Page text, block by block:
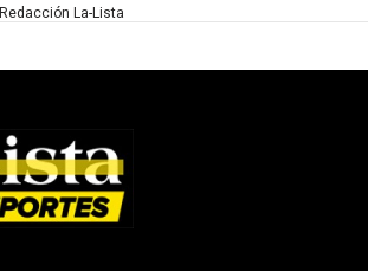
Redacción La-Lista